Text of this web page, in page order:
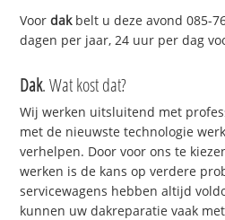
Voordakbelt u deze avond 085-
dagen per jaar, 24 uur per dag
Dak. Wat kost dat?
Wij werken uitsluitend met
met de nieuwste technologie
verhelpen. Door voor ons te
werken is de kans op verdere
servicewagens hebben altijd
kunnen uw dakreparatie vaak